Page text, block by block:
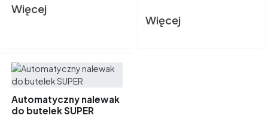
Więcej
Więcej
Automatyczny nalewak
do butelek SUPER